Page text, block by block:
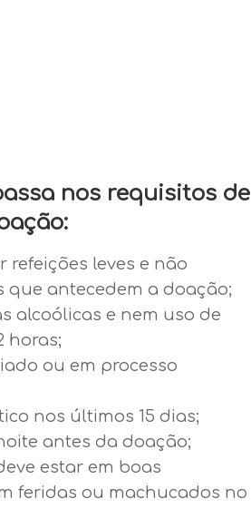
nos requisitos de
refeições leves e não
que antecedem a doação;
alcoólicas e nem uso de
horas;
ou em processo
nos últimos 15 dias;
antes da doação;
estar em boas
feridas ou machucados no